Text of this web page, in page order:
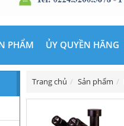
PHẨM ỦY QUYỀN HÃNG
Trang chủ Sản phẩm